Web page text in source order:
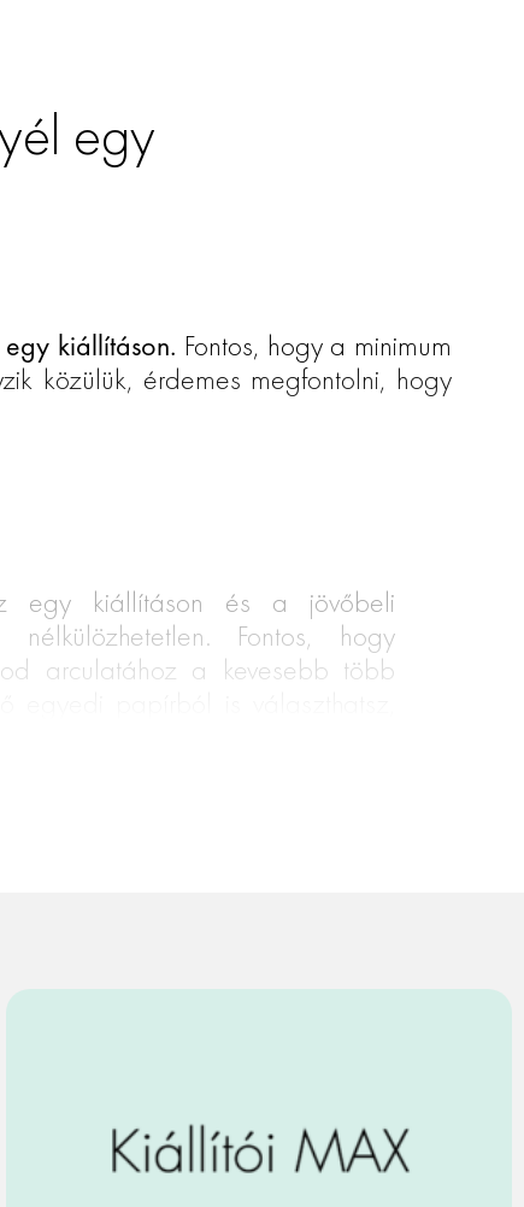
egy
kiállításon. Fontos, hogy a minimum
közülük, érdemes megfontolni, hogy
egy kiállításon és a jövőbeli
nélkülözhetetlen. Fontos, hogy
arculatához a kevesebb több
akár fára is nyomtatnak
érdemes legalább 100